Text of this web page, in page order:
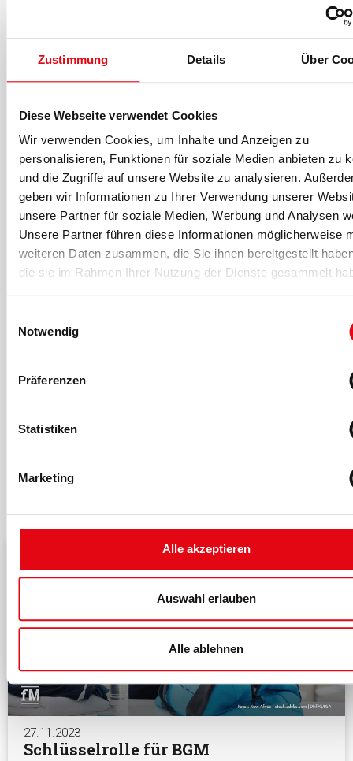
Zustimmung Details Über
Diese Webseite verwendet Cookies
Wir verwenden Cookies, um Inhalte und Anzeigen zu
personalisieren, Funktionen für soziale Medien anbieten zu
und die Zugriffe auf unsere Website zu analysieren.
geben wir Informationen zu Ihrer Verwendung unserer
unsere Partner für soziale Medien, Werbung und Analysen
Unsere Partner führen diese Informationen möglicherweise
weiteren Daten zusammen, die Sie ihnen bereitgestellt
die sie im Rahmen Ihrer Nutzung der Dienste gesammelt
Notwendig
Präferenzen
Statistiken
Marketing
Alle akzeptieren
Auswahl erlauben
Alle ablehnen
Trainingskonzeptionierung anhand eines Praxisbeispiels
www.dhfpg-bsa.de
Prof. Dr. Daniel Kaptain
Dozent an der DHfPG und der BSA-
Akademie. Von 2010 bis 2013
promovierte er im Fachbereich
Sportwissenschaften. Darüber
hinaus ist er Experte für Konditions-
und Athletiktraining sowie
ausgebildeter Trainingstherapeut.
Für eine Literaturliste kontaktieren
27.11.2023
Schlüsselrolle für BGM